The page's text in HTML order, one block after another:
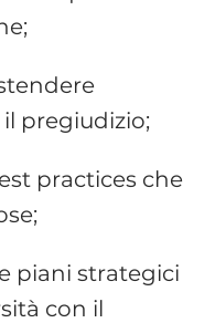
il pregiudizio;
practices che
piani strategici
con il